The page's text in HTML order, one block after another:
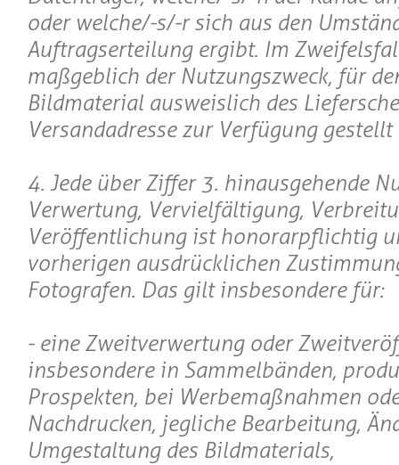
oder welche/-s/-r sich aus den
Auftragserteilung ergibt. Im
maßgeblich der Nutzungszweck, für
Bildmaterial ausweislich des
Versandadresse zur Verfügung
4. Jede über Ziffer 3. hinausgehende
Verwertung, Vervielfältigung,
Veröffentlichung ist honorarpflichtig
vorherigen ausdrücklichen
Fotografen. Das gilt insbesondere für:
- eine Zweitverwertung oder
insbesondere in Sammelbänden,
Prospekten, bei Werbemaßnahmen
Nachdrucken, jegliche Bearbeitung,
Umgestaltung des Bildmaterials,